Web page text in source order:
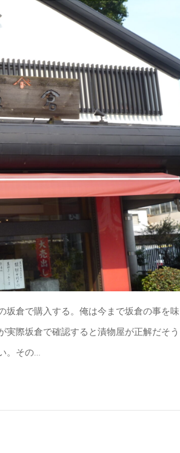
倉で購入する。俺は今まで坂倉の事を味
際坂倉で確認すると漬物屋が正解だそう
。その…